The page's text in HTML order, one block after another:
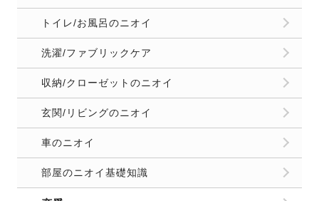
トイレ/お風呂のニオイ
洗濯/ファブリックケア
収納/クローゼットのニオイ
玄関/リビングのニオイ
車のニオイ
部屋のニオイ基礎知識